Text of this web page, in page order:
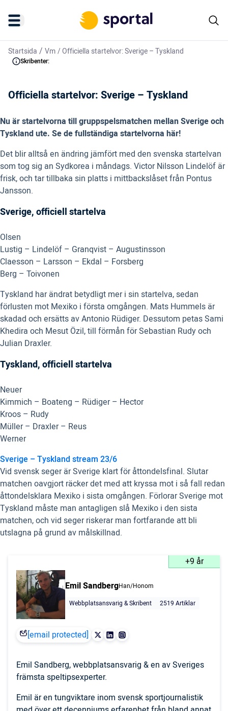
Startsida / Vm/Officiella startelvor: Sverige – Tyskland
Skribenter:
Officiella startelvor: Sverige – Tyskland
Nu är startelvorna till gruppspelsmatchen mellan Sverige och
Tyskland ute. Se de fullständiga startelvorna här!
Det blir alltså en ändring jämfört med den svenska startelvan
som tog sig an Sydkorea i måndags. Victor Nilsson Lindelöf är
frisk, och tar tillbaka sin platts i mittbackslåset från Pontus
Jansson.
Sverige, officiell startelva
Olsen
Lustig – Lindelöf – Granqvist – Augustinsson
Claesson – Larsson – Ekdal – Forsberg
Berg – Toivonen
Tyskland har ändrat betydligt mer i sin startelva, sedan
förlusten mot Mexiko i första omgången. Mats Hummels är
skadad och ersätts av Antonio Rüdiger. Dessutom petas Sami
Khedira och Mesut Özil, till förmån för Sebastian Rudy och
Julian Draxler.
Tyskland, officiell startelva
Neuer
Kimmich – Boateng – Rüdiger – Hector
Kroos – Rudy
Müller – Draxler – Reus
Werner
Sverige – Tyskland stream 23/6
Vid svensk seger är Sverige klart för åttondelsfinal. Slutar
matchen oavgjort räcker det med att kryssa mot i så fall redan
åttondelsklara Mexiko i sista omgången. Förlorar Sverige mot
Tyskland måste man antagligen slå Mexiko i den sista
matchen, och vid seger riskerar man fortfarande att bli
utslagna på grund av målskillnad.
+9 år
Emil SandbergHan/Honom
Webbplatsansvarig & Skribent
2519 Artiklar
[email protected]
Emil Sandberg, webbplatsansvarig & en av Sveriges
främsta speltipsexperter.
Emil är en tungviktare inom svensk sportjournalistik